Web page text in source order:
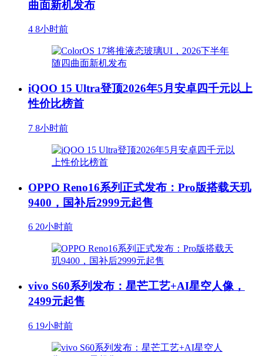
曲面新机发布
4 8小时前
iQOO 15 Ultra登顶2026年5月安卓四千元以上
性价比榜首
7 8小时前
OPPO Reno16系列正式发布：Pro版搭载天玑
9400，国补后2999元起售
6 20小时前
vivo S60系列发布：星芒工艺+AI星空人像，
2499元起售
6 19小时前